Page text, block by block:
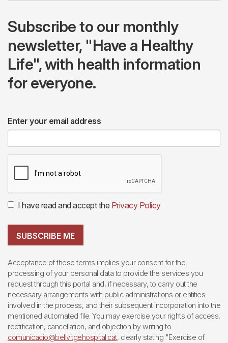
Subscribe to our monthly
newsletter, "Have a Healthy
Life", with health information
for everyone.
Enter your email address
I have read and accept the Privacy Policy
SUBSCRIBE ME
Acceptance of these terms implies your consent for the
processing of your personal data to provide the services you
request through this portal and, if necessary, to carry out the
necessary arrangements with public administrations or entities
involved in the process, and their subsequent incorporation into the
mentioned automated file. You may exercise your rights of access,
rectification, cancellation, and objection by writing to
comunicacio@bellvitgehospital.cat, clearly stating "Exercise of